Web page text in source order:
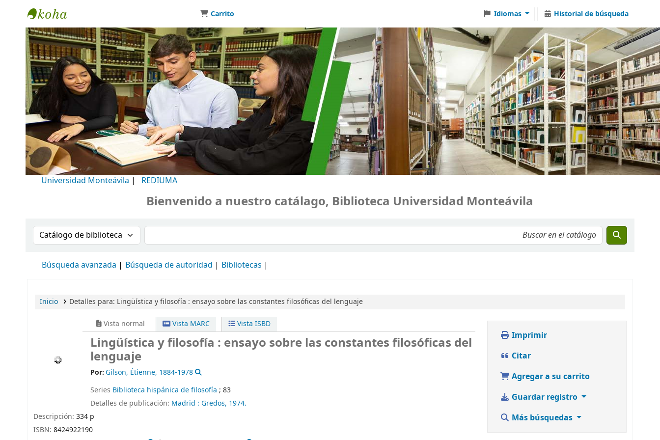
Biblioteca Universidad Monteávila
Carrito Idiomas Historial de búsqueda
Universidad Monteávila | REDIUMA
Bienvenido a nuestro catálago, Biblioteca Universidad Monteávila
Buscar en el catálogo por:Buscar en el catálogo
Búsqueda avanzada Búsqueda de autoridad Bibliotecas
Inicio Detalles para: Lingüística y filosofía : ensayo sobre las constantes filosóficas del lenguaje
Vista normal Vista MARC Vista ISBD
Lingüística y filosofía : ensayo sobre las constantes filosóficas del
lenguaje
Por:Gilson, Étienne, 1884-1978
Series Biblioteca hispánica de filosofía ; 83
Detalles de publicación: Madrid : Gredos, 1974.
Descripción: 334 p
ISBN: 8424922190
Imprimir
Citar
Agregar a su carrito
Guardar registro
Más búsquedas